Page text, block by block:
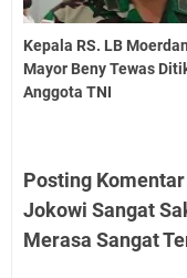
Kepala RS. LB
Mayor Beny Tewas
Anggota TNI
Posting
Jokowi Sangat
Merasa Sangat